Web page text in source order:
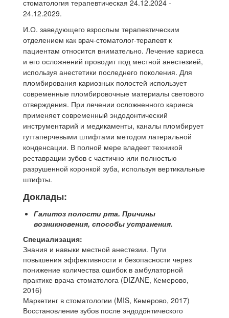
стоматология терапевтическая 24.12.2024 -
24.12.2029.
И.О. заведующего взрослым терапевтическим
отделением как врач-стоматолог-терапевт к
пациентам относится внимательно. Лечение кариеса
и его осложнений проводит под местной анестезией,
используя анестетики последнего поколения. Для
пломбирования кариозных полостей использует
современные пломбировочные материалы светового
отверждения. При лечении осложненного кариеса
применяет современный эндодонтический
инструментарий и медикаменты, каналы пломбирует
гуттаперчевыми штифтами методом латеральной
конденсации. В полной мере владеет техникой
реставрации зубов с частично или полностью
разрушенной коронкой зуба, используя вертикальные
штифты.
Доклады:
Галитоз полости рта. Причины
возникновения, способы устранения.
Специализация:
Знания и навыки местной анестезии. Пути
повышения эффективности и безопасности через
понижение количества ошибок в амбулаторной
практике врача-стоматолога (DIZANE, Кемерово,
2016)
Маркетинг в стоматологии (MIS, Кемерово, 2017)
Восстановление зубов после эндодонтического